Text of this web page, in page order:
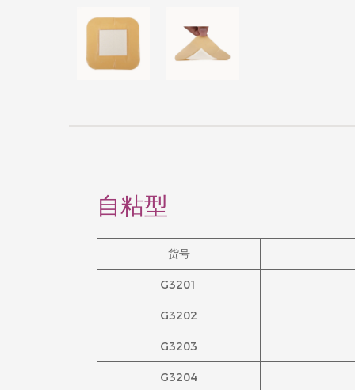
自粘型
货号
G3201
G3202
G3203
G3204